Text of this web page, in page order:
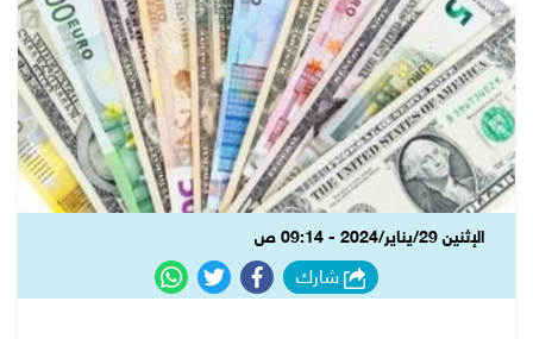
الإثنين 29/يناير/2024 - 09:14 ص
شارك